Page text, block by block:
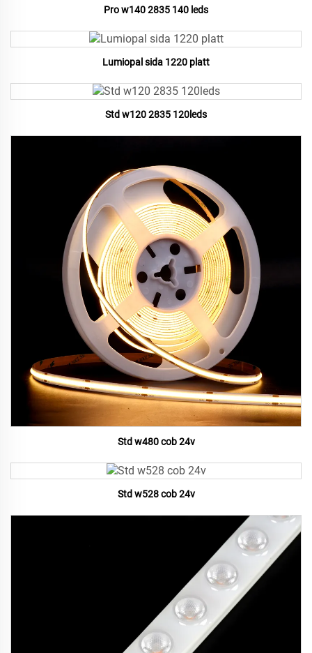
Pro w140 2835 140 leds
Lumiopal sida 1220 platt
Std w120 2835 120leds
Std w480 cob 24v
Std w528 cob 24v